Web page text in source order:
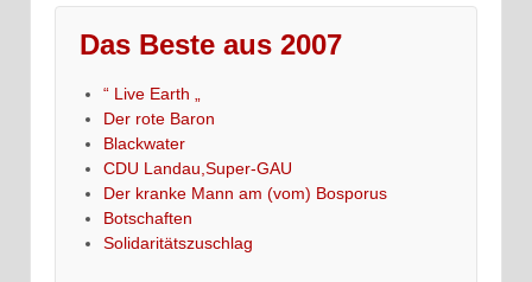
Das Beste aus 2007
“ Live Earth „
Der rote Baron
Blackwater
CDU Landau,Super-GAU
Der kranke Mann am (vom) Bosporus
Botschaften
Solidaritätszuschlag